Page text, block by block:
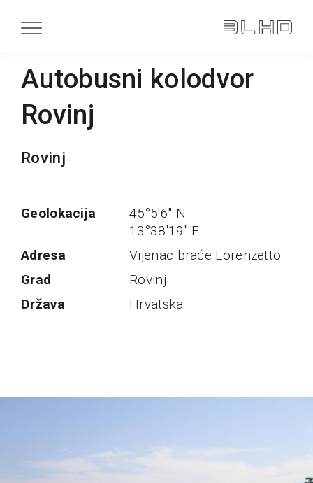
Autobusni kolodvor
Rovinj
Rovinj
Geolokacija
45°5'6" N
13°38'19" E
Adresa
Vijenac braće Lorenzetto
Grad
Rovinj
Država
Hrvatska